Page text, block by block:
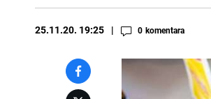
25.11.20. 19:25 0 komentara